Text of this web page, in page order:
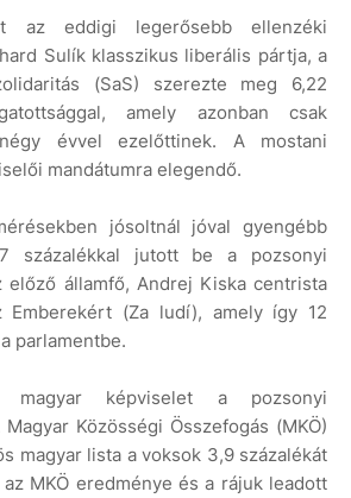
az eddigi legerősebb ellenzéki
Sulík klasszikus liberális pártja, a
(SaS) szerezte meg 6,22
amely azonban csak
évvel ezelőttinek. A mostani
mandátumra elegendő.
jósoltnál jóval gyengébb
százalékkal jutott be a pozsonyi
előző államfő, Andrej Kiska centrista
Emberekért (Za ludí), amely így 12
parlamentbe.
képviselet a pozsonyi
Közösségi Összefogás (MKÖ)
magyar lista a voksok 3,9 százalékát
MKÖ eredménye és a rájuk leadott